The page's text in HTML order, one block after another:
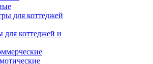
для коттеджей и